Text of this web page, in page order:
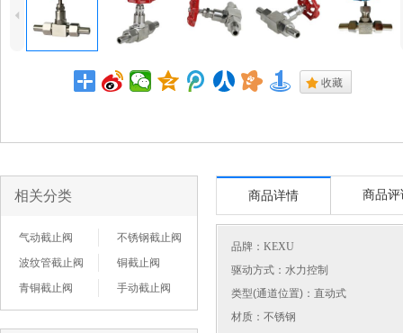
4
. 收藏
相关分类
气动截止阀
不锈钢截止阀
波纹管截止阀
铜截止阀
青铜截止阀
手动截止阀
商品详情 商品评
品牌： KEXU
驱动方式：水力控制
类型(通道位置)：直动式
材质：不锈钢